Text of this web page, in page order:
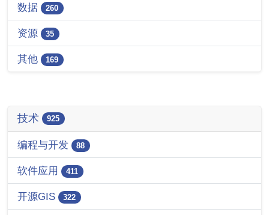
数据 260
资源 35
其他 169
技术 925
编程与开发 88
软件应用 411
开源GIS 322